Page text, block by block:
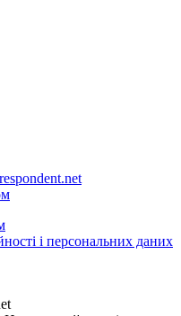
і персональних даних